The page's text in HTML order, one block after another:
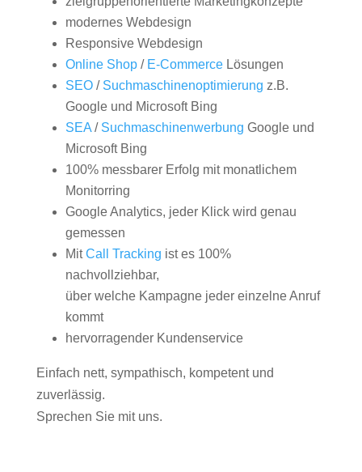
modernes Webdesign
Responsive Webdesign
Online Shop/ E-CommerceLösungen
SEO/ Suchmaschinenoptimierung z.B.
Google und Microsoft Bing
SEA/ Suchmaschinenwerbung Google und
Microsoft Bing
100% messbarer Erfolg mit monatlichem
Monitorring
Google Analytics, jeder Klick wird genau
gemessen
MitCall Tracking ist es 100%
nachvollziehbar,
über welche Kampagne jeder einzelne Anruf
kommt
hervorragender Kundenservice
Einfach nett, sympathisch, kompetent und
zuverlässig.
Sprechen Sie mit uns.